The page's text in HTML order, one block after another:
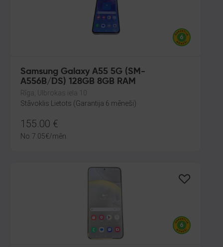
Samsung Galaxy A55 5G (SM-
A556B/DS) 128GB 8GB RAM
Rīga, Ulbrokas iela 10
Stāvoklis Lietots (Garantija 6 mēneši)
155.00 €
No 7.05€/mēn.